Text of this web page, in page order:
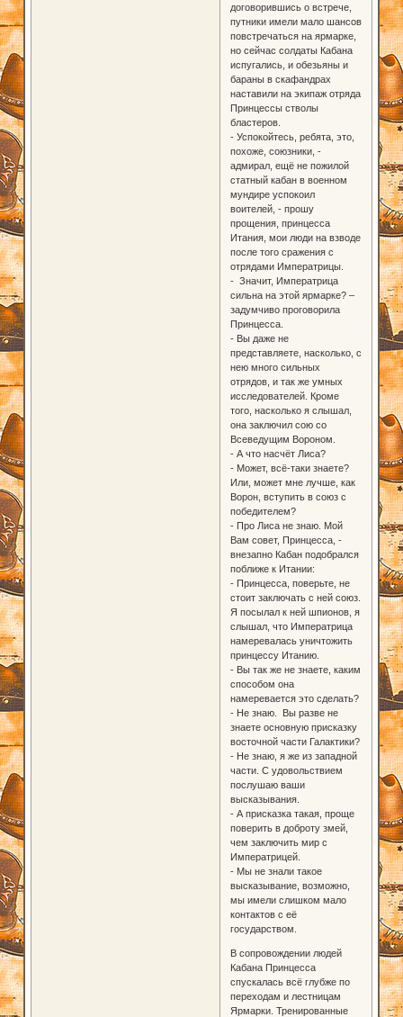
договорившись о встрече,
путники имели мало шансов
повстречаться на ярмарке,
но сейчас солдаты Кабана
испугались, и обезьяны и
бараны в скафандрах
наставили на экипаж отряда
Принцессы стволы
бластеров.
- Успокойтесь, ребята, это,
похоже, союзники, -
адмирал, ещё не пожилой
статный кабан в военном
мундире успокоил
воителей, - прошу
прощения, принцесса
Итания, мои люди на взводе
после того сражения с
отрядами Императрицы.
- Значит, Императрица
сильна на этой ярмарке? –
задумчиво проговорила
Принцесса.
- Вы даже не
представляете, насколько, с
нею много сильных
отрядов, и так же умных
исследователей. Кроме
того, насколько я слышал,
она заключил сою со
Всеведущим Вороном.
- А что насчёт Лиса?
- Может, всё-таки знаете?
Или, может мне лучше, как
Ворон, вступить в союз с
победителем?
- Про Лиса не знаю. Мой
Вам совет, Принцесса, -
внезапно Кабан подобрался
поближе к Итании:
- Принцесса, поверьте, не
стоит заключать с ней союз.
Я посылал к ней шпионов, я
слышал, что Императрица
намеревалась уничтожить
принцессу Итанию.
- Вы так же не знаете, каким
способом она
намеревается это сделать?
- Не знаю. Вы разве не
знаете основную присказку
восточной части Галактики?
- Не знаю, я же из западной
части. С удовольствием
послушаю ваши
высказывания.
- А присказка такая, проще
поверить в доброту змей,
чем заключить мир с
Императрицей.
- Мы не знали такое
высказывание, возможно,
мы имели слишком мало
контактов с её
государством.
В сопровождении людей
Кабана Принцесса
спускалась всё глубже по
переходам и лестницам
Ярмарки. Тренированные